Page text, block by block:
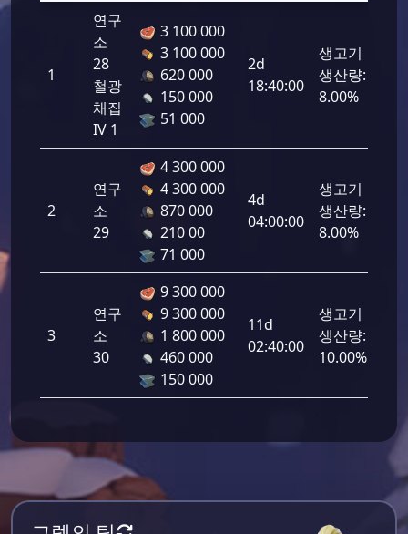
1
연구
소
28
철광
채집
IV 1
3 100 000
3 100 000
620 000
150 000
51 000
2d
18:40:00
생고기
생산량:
8.00%
2
연구
소
29
4 300 000
4 300 000
870 000
210 00
71 000
4d
04:00:00
생고기
생산량:
8.00%
3
연구
소
30
9 300 000
9 300 000
1 800 000
460 000
150 000
11d
02:40:00
생고기
생산량:
10.00%